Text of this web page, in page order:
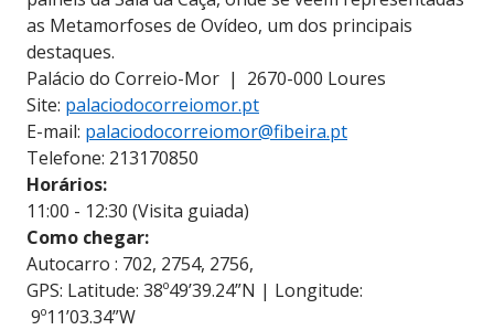
as Metamorfoses de Ovídeo, um dos principais
destaques.
Palácio do Correio-Mor | 2670-000 Loures
Site: palaciodocorreiomor.pt
E-mail: palaciodocorreiomor@fibeira.pt
Telefone: 213170850
Horários:
11:00 - 12:30 (Visita guiada)
Como chegar:
Autocarro : 702, 2754, 2756,
GPS: Latitude: 38º49’39.24”N | Longitude:
9º11’03.34”W